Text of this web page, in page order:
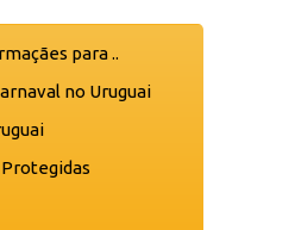
para ..
no Uruguai